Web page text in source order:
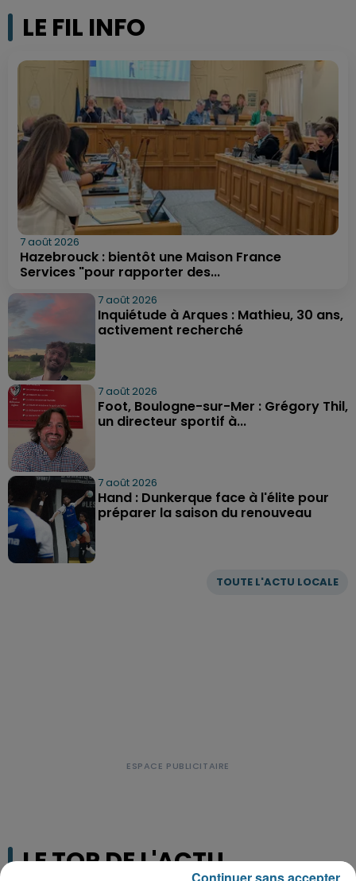
LE FIL INFO
TOUTE L'ACTU LOCALE
7 août 2026
Hazebrouck : bientôt une Maison France
Services "pour rapporter des...
7 août 2026
Inquiétude à Arques : Mathieu, 30 ans,
activement recherché
7 août 2026
Foot, Boulogne-sur-Mer : Grégory Thil,
un directeur sportif à...
7 août 2026
Hand : Dunkerque face à l'élite pour
préparer la saison du renouveau
LE TOP DE L'ACTUContinuer sans accepter